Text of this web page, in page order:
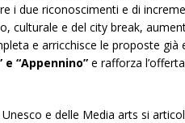
i due riconoscimenti e di
culturale e del city break,
e arricchisce le proposte già
“Appennino” e rafforza
e delle Media arts si